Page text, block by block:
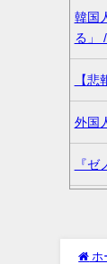
韓国
る」
【
外国
『
ク
ホ